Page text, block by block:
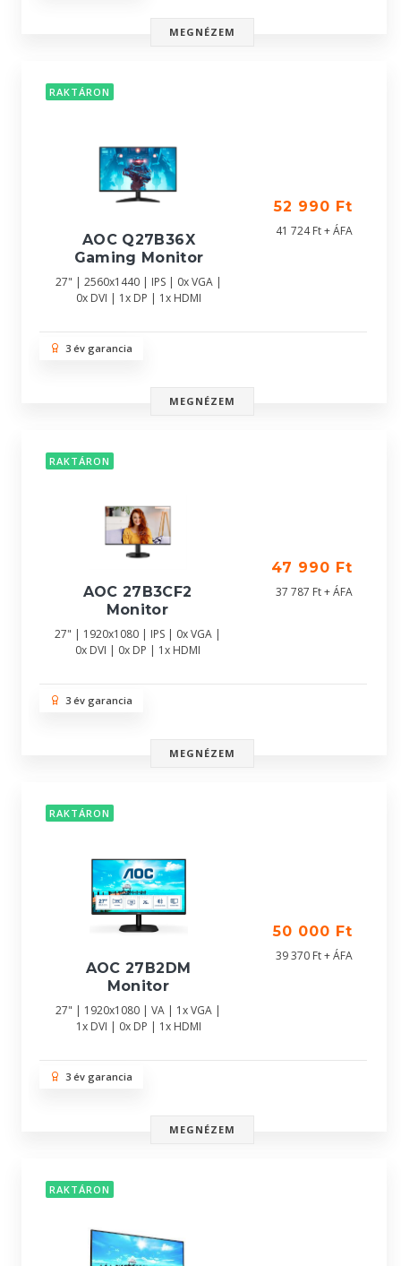
MEGNÉZEM
RAKTÁRON
AOC Q27B36X
Gaming Monitor
27" | 2560x1440 | IPS | 0x VGA |
0x DVI | 1x DP | 1x HDMI
52 990 Ft
41 724 Ft + ÁFA
3 év garancia
MEGNÉZEM
RAKTÁRON
AOC 27B3CF2
Monitor
27" | 1920x1080 | IPS | 0x VGA |
0x DVI | 0x DP | 1x HDMI
47 990 Ft
37 787 Ft + ÁFA
3 év garancia
MEGNÉZEM
RAKTÁRON
AOC 27B2DM
Monitor
27" | 1920x1080 | VA | 1x VGA |
1x DVI | 0x DP | 1x HDMI
50 000 Ft
39 370 Ft + ÁFA
3 év garancia
MEGNÉZEM
RAKTÁRON